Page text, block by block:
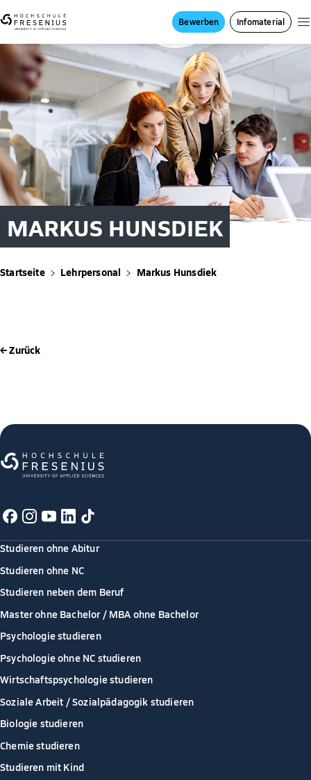
Bewerben Infomaterial
MARKUS HUNSDIEK
Startseite Lehrpersonal Markus Hunsdiek
← Zurück
Studieren ohne Abitur
Studieren ohne NC
Studieren neben dem Beruf
Master ohne Bachelor / MBA ohne Bachelor
Psychologie studieren
Psychologie ohne NC studieren
Wirtschaftspsychologie studieren
Soziale Arbeit / Sozialpädagogik studieren
Biologie studieren
Chemie studieren
Studieren mit Kind